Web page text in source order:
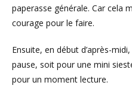
paperasse générale. Car cela
courage pour le faire.
Ensuite, en début d’après-
pause, soit pour une mini
pour un moment lecture.